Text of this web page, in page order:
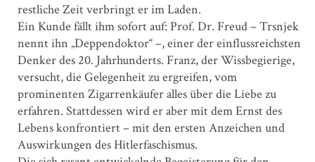
restliche Zeit verbringt er im Laden.
Ein Kunde fällt ihm sofort auf: Prof. Dr. Freud – Trsnjek
nennt ihn „Deppendoktor“ –, einer der einflussreichsten
Denker des 20. Jahrhunderts. Franz, der Wissbegierige,
versucht, die Gelegenheit zu ergreifen, vom
prominenten Zigarrenkäufer alles über die Liebe zu
erfahren. Stattdessen wird er aber mit dem Ernst des
Lebens konfrontiert – mit den ersten Anzeichen und
Auswirkungen des Hitlerfaschismus.